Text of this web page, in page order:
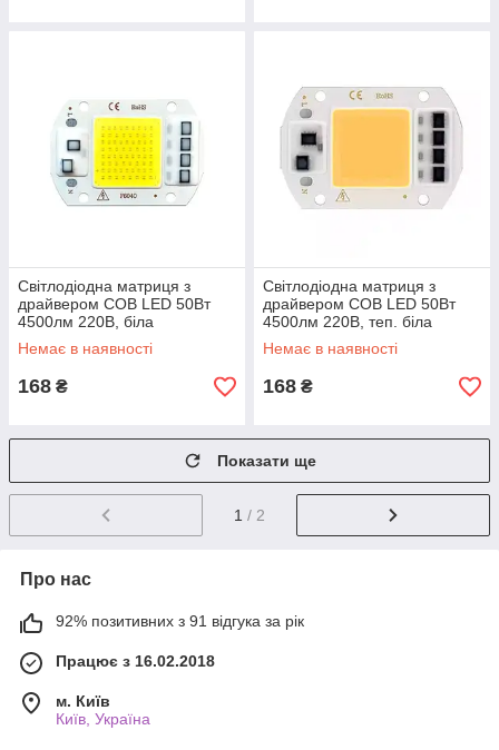
Світлодіодна матриця з
драйвером COB LED 50Вт
4500лм 220В, біла
Немає в наявності
168 ₴
Світлодіодна матриця з
драйвером COB LED 50Вт
4500лм 220В, теп. біла
Немає в наявності
168 ₴
Показати ще
1 / 2
Про нас
92% позитивних з 91 відгука за рік
Працює з 16.02.2018
м. Київ
Київ, Україна